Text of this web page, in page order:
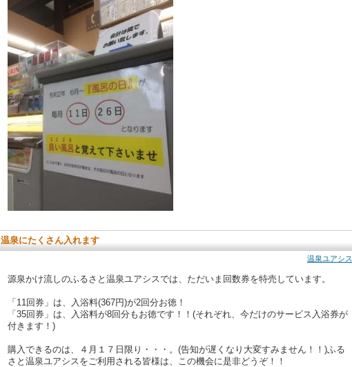
温泉にたくさん入れます
温泉ユアシス
源泉かけ流しのふるさと温泉ユアシスでは、ただいま回数券を特売しています。
「11回券」は、入浴料(367円)が2回分お徳！
「35回券」は、入浴料が8回分もお徳です！！(それぞれ、今だけのサービス入浴券が
付きます！)
購入できるのは、４月１７日限り・・・。(告知が遅くなり大変すみません！！)ふる
さと温泉ユアシスをご利用される皆様は、この機会に是非どうぞ！！